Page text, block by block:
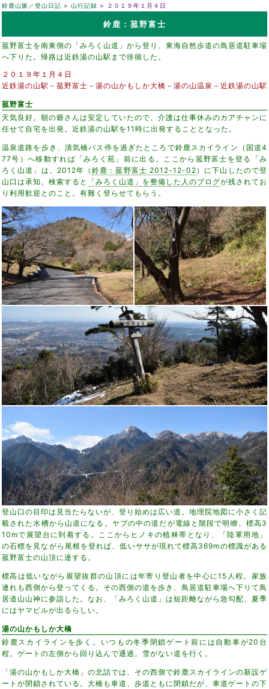
鈴鹿山脈／登山日記 山行記録 ２０１９年１月４日
鈴鹿：菰野富士
菰野富士を南東側の「みろく山道」から登り、東海自然歩道の鳥居道駐車場
へ下りた。帰路は近鉄湯の山駅まで徘徊した。
２０１９年１月４日
近鉄湯の山駅－菰野富士－湯の山かもしか大橋－湯の山温泉－近鉄湯の山駅
菰野富士
天気良好。朝の爺さんは安定していたので、介護は仕事休みのカアチャンに
任せて自宅を出発。近鉄湯の山駅を11時に出発することとなった。
温泉道路を歩き、清気橋バス停を過ぎたところで鈴鹿スカイライン（国道4
77号）へ移動すれば「みろく苑」前に出る。ここから菰野富士を登る「み
ろく山道」は、2012年（鈴鹿：菰野富士 2012-12-02 ）に下山したので登
山口は承知。検索すると
「みろく山道」を整備した人のブログが残されてお
り利用歓迎とのこと。有難く登らせてもらう。
登山口の目印は見当たらないが、登り始めは広い道。地理院地図に小さく記
載された水槽から山道になる。ヤブの中の道だが電線と階段で明瞭。標高3
10mで展望台に到着する。ここからヒノキの植林帯となり、「陸軍用地」
の石標を見ながら尾根を登れば、低いササが現れて標高369mの標識がある
菰野富士の山頂に達する。
標高は低いながら展望抜群の山頂には年寄り登山者を中心に15人程。家族
連れも西側から登ってくる。その西側の道を歩き、鳥居道駐車場へ下りて鳥
居道山山神に参詣した。なお、「みろく山道」は短距離ながら急勾配、夏季
にはヤマビルが出るらしい。
湯の山かもしか大橋
鈴鹿スカイラインを歩く。いつもの冬季閉鎖ゲート前には自動車が20台
程。ゲートの左側から回り込んで通過。雪がない道を行く。
「湯の山かもしか大橋」の北詰では、その西側で鈴鹿スカイラインの新設ゲ
ートが閉鎖されている。大橋も車道、歩道ともに閉鎖だが、車道ゲートの下